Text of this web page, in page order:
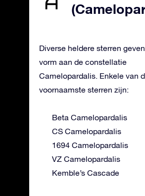
Diverse heldere sterren
vorm aan de constellatie
Camelopardalis. Enkele van
voornaamste sterren zijn:
Beta Camelopardalis
CS Camelopardalis
1694 Camelopardalis
VZ Camelopardalis
Kemble’s Cascade